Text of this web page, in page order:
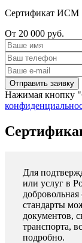
Сертификат ИСМ
От 20 000 руб.
Нажимая кнопку
Для
или услуг в
стандарты
документов,
транспорта,
подробно.